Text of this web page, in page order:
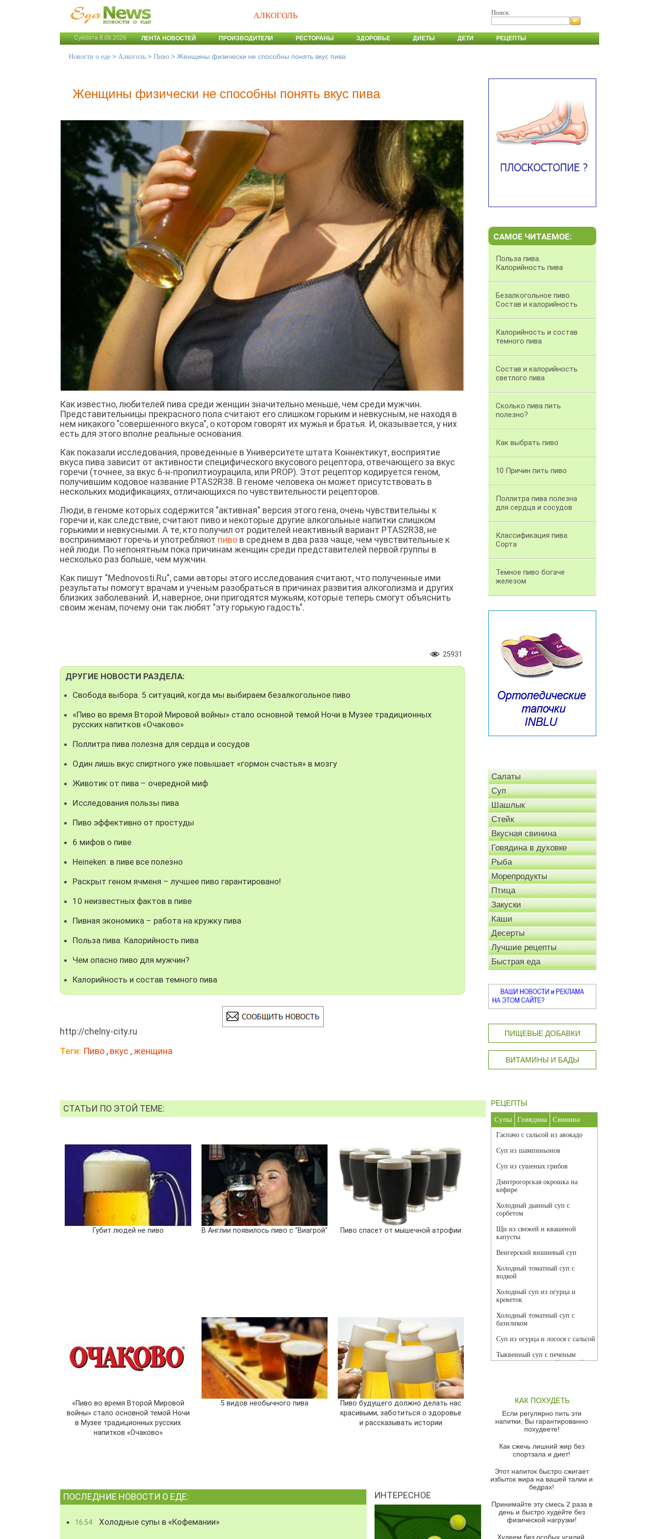
АЛКОГОЛЬ Поиск:
Суббота 8.08.2026 ЛЕНТА НОВОСТЕЙ ПРОИЗВОДИТЕЛИ РЕСТОРАНЫ ЗДОРОВЬЕ ДИЕТЫ ДЕТИ РЕЦЕПТЫ
Новости о еде > Алкоголь > Пиво > Женщины физически не способны понять вкус пива
Женщины физически не способны понять вкус пива
Как известно, любителей пива среди женщин значительно меньше, чем среди мужчин.
Представительницы прекрасного пола считают его слишком горьким и невкусным, не находя в
нем никакого "совершенного вкуса", о котором говорят их мужья и братья. И, оказывается, у них
есть для этого вполне реальные основания.
Как показали исследования, проведенные в Университете штата Коннектикут, восприятие
вкуса пива зависит от активности специфического вкусового рецептора, отвечающего за вкус
горечи (точнее, за вкус 6-н-пропилтиоурацила, или PROP). Этот рецептор кодируется геном,
получившим кодовое название PTAS2R38. В геноме человека он может присутствовать в
нескольких модификациях, отличающихся по чувствительности рецепторов.
Люди, в геноме которых содержится "активная" версия этого гена, очень чувствительны к
горечи и, как следствие, считают пиво и некоторые другие алкогольные напитки слишком
горькими и невкусными. А те, кто получил от родителей неактивный вариант PTAS2R38, не
воспринимают горечь и употребляют пиво в среднем в два раза чаще, чем чувствительные к
ней люди. По непонятным пока причинам женщин среди представителей первой группы в
несколько раз больше, чем мужчин.
Как пишут "Mednovosti.Ru", сами авторы этого исследования считают, что полученные ими
результаты помогут врачам и ученым разобраться в причинах развития алкоголизма и других
близких заболеваний. И, наверное, они пригодятся мужьям, которые теперь смогут объяснить
своим женам, почему они так любят "эту горькую гадость".
25931
ДРУГИЕ НОВОСТИ РАЗДЕЛА:
Свобода выбора. 5 ситуаций, когда мы выбираем безалкогольное пиво
«Пиво во время Второй Мировой войны» стало основной темой Ночи в Музее традиционных
русских напитков «Очаково»
Поллитра пива полезна для сердца и сосудов
Один лишь вкус спиртного уже повышает «гормон счастья» в мозгу
Животик от пива – очередной миф
Исследования пользы пива
Пиво эффективно от простуды
6 мифов о пиве
Heineken: в пиве все полезно
Раскрыт геном ячменя – лучшее пиво гарантировано!
10 неизвестных фактов в пиве
Пивная экономика – работа на кружку пива
Польза пива. Калорийность пива
Чем опасно пиво для мужчин?
Калорийность и состав темного пива
http://chelny-city.ru
Теги: Пиво , вкус ,женщина
СТАТЬИ ПО ЭТОЙ ТЕМЕ:
Губит людей не пиво В Англии появилось пиво с "Виагрой" Пиво спасет от мышечной атрофии
«Пиво во время Второй Мировой
войны» стало основной темой Ночи
в Музее традиционных русских
напитков «Очаково»
5 видов необычного пива
Пиво будущего должно делать нас
красивыми, заботиться о здоровье
и рассказывать истории
ПОСЛЕДНИЕ НОВОСТИ О ЕДЕ:
16:54 Холодные супы в «Кофемании»
ИНТЕРЕСНОЕ
САМОЕ ЧИТАЕМОЕ:
Польза пива.
Калорийность пива
Безалкогольное пиво.
Состав и калорийность
Калорийность и состав
темного пива
Состав и калорийность
светлого пива
Сколько пива пить
полезно?
Как выбрать пиво
10 Причин пить пиво
Поллитра пива полезна
для сердца и сосудов
Классификация пива.
Сорта
Темное пиво богаче
железом
Салаты
Суп
Шашлык
Стейк
Вкусная свинина
Говядина в духовке
Рыба
Морепродукты
Птица
Закуски
Каши
Десерты
Лучшие рецепты
Быстрая еда
ПИЩЕВЫЕ ДОБАВКИ
ВИТАМИНЫ И БАДЫ
РЕЦЕПТЫ
Супы Говядина Свинина
Гаспачо с сальсой из авокадо
Суп из шампиньонов
Суп из сушеных грибов
Дмитрогорская окрошка на
кефире
Холодный дынный суп с
сорбетом
Щи из свежей и квашеной
капусты
Венгерский вишневый суп
Холодный томатный суп с
водкой
Холодный суп из огурца и
креветок
Холодный томатный суп с
базиликом
Суп из огурца и лосося с сальсой
Тыквенный суп с печеным
чесноком и томатной сальсой
красного перца
Парижский луковый суп
Суп из спаржи и горошка с
Суп-крем из цветной капусты
Французский луковый суп
Суп из баклажанов с моцареллой
Грибной крем-суп с кростини с
козьим сыром
Суп мисо с зеленым луком и
КАК ПОХУДЕТЬ
Если регулярно пить эти
напитки, Вы гарантированно
похудеете!
Как сжечь лишний жир без
спортзала и диет!
Этот напиток быстро сжигает
избыток жира на вашей талии и
бедрах!
Принимайте эту смесь 2 раза в
день и быстро худейте без
физической нагрузки!
Худеем без особых усилий,